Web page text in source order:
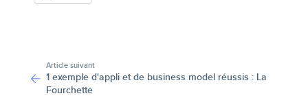
Article suivant
1 exemple d'appli et de business model réussis : La
Fourchette